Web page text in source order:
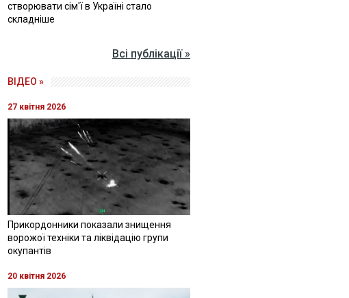
створювати сім'ї в Україні стало
складніше
Всі публікації »
ВІДЕО »
27 квітня 2026
Прикордонники показали знищення
ворожої техніки та ліквідацію групи
окупантів
20 квітня 2026